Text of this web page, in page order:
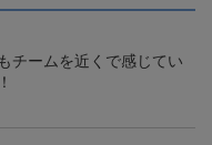
チームを近くで感じてい